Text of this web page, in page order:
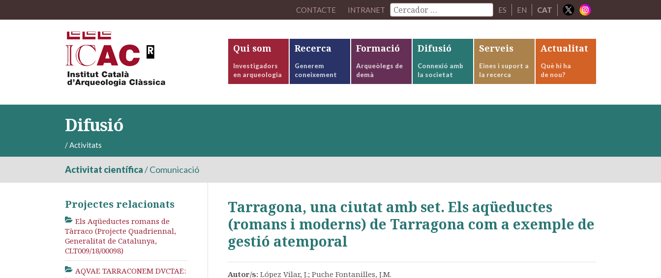
CONTACTE INTRANET ES EN CAT
Qui som
Investigadors
en arqueologia
Recerca
Generem
coneixement
Formació
Arqueòlegs de
demà
Difusió
Connexió amb
la societat
Serveis
Eines i suport a
la recerca
Actualitat
Què hi ha
de nou?
Difusió
/Activitats
Activitat científica/Comunicació
Tarragona, una ciutat amb set. Els aqüeductes
(romans i moderns) de Tarragona com a exemple de
gestió atemporal
Autor/s: López Vilar, J.; Puche Fontanilles, J.M.
Projectes relacionats
Els Aqüeductes romans de
Tàrraco (Projecte Quadriennal,
Generalitat de Catalunya,
CLT009/18/00098)
AQVAE TARRACONEM DVCTAE: